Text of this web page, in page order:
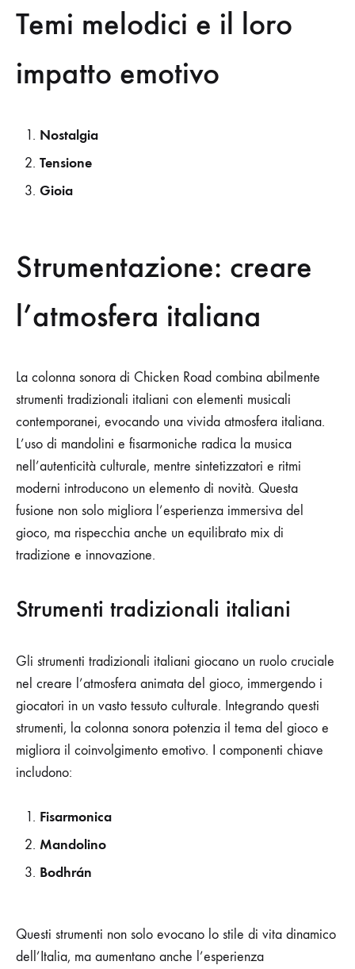
Temi melodici e il loro
impatto emotivo
Nostalgia
Tensione
Gioia
Strumentazione: creare
l’atmosfera italiana
La colonna sonora di Chicken Road combina abilmente
strumenti tradizionali italiani con elementi musicali
contemporanei, evocando una vivida atmosfera italiana.
L’uso di mandolini e fisarmoniche radica la musica
nell’autenticità culturale, mentre sintetizzatori e ritmi
moderni introducono un elemento di novità. Questa
fusione non solo migliora l’esperienza immersiva del
gioco, ma rispecchia anche un equilibrato mix di
tradizione e innovazione.
Strumenti tradizionali italiani
Gli strumenti tradizionali italiani giocano un ruolo cruciale
nel creare l’atmosfera animata del gioco, immergendo i
giocatori in un vasto tessuto culturale. Integrando questi
strumenti, la colonna sonora potenzia il tema del gioco e
migliora il coinvolgimento emotivo. I componenti chiave
includono:
Fisarmonica
Mandolino
Bodhrán
Questi strumenti non solo evocano lo stile di vita dinamico
dell’Italia, ma aumentano anche l’esperienza